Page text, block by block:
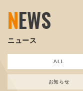
NEWS
ニュース
ALL
お知らせ